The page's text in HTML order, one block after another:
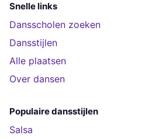
Snelle links
Dansscholen zoeken
Dansstijlen
Alle plaatsen
Over dansen
Populaire dansstijlen
Salsa